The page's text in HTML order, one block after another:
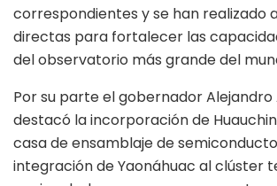
correspondientes y se han realizado
directas para fortalecer las
del observatorio más grande del
Por su parte el gobernador
destacó la incorporación de
casa de ensamblaje de
integración de Yaonáhuac al clúster